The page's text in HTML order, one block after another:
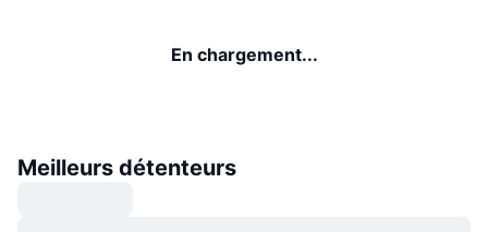
En chargement...
Meilleurs détenteurs